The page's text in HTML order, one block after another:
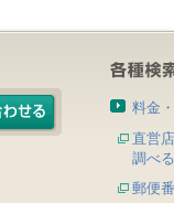
料金
直営
調べる
郵便